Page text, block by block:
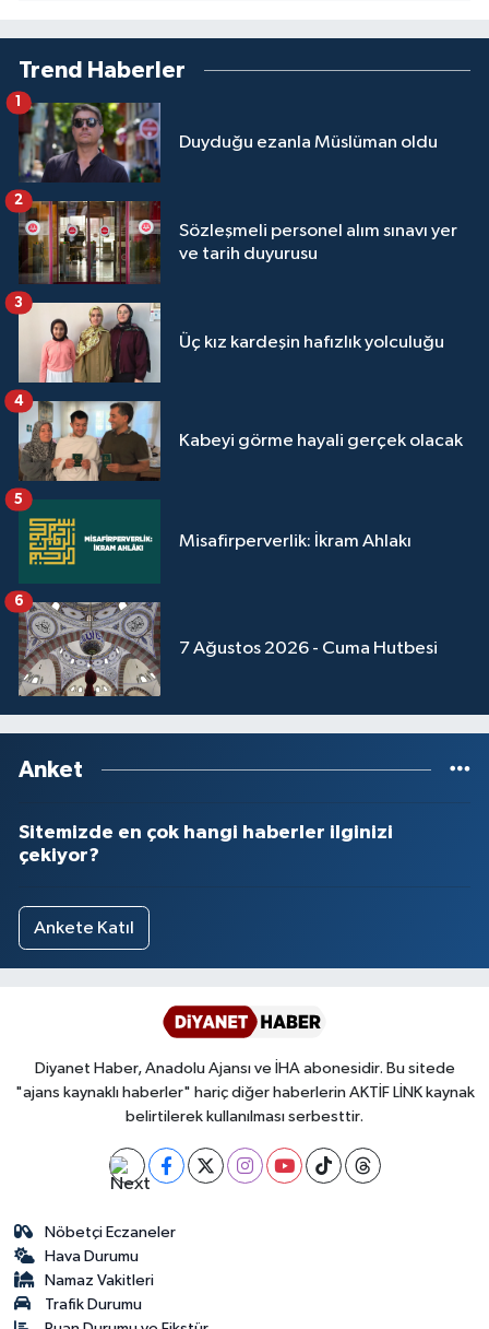
Trend Haberler
Duyduğu ezanla Müslüman oldu
1
Sözleşmeli personel alım sınavı yer
ve tarih duyurusu
2
Üç kız kardeşin hafızlık yolculuğu
3
Kabeyi görme hayali gerçek olacak
4
Misafirperverlik: İkram Ahlakı
5
7 Ağustos 2026 - Cuma Hutbesi
6
Anket
Sitemizde en çok hangi haberler ilginizi
çekiyor?
Ankete Katıl
Diyanet Haber, Anadolu Ajansı ve İHA abonesidir. Bu sitede
"ajans kaynaklı haberler" hariç diğer haberlerin AKTİF LİNK kaynak
belirtilerek kullanılması serbesttir.
Nöbetçi Eczaneler
Hava Durumu
Namaz Vakitleri
Trafik Durumu